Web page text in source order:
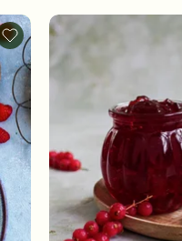
Vafler
-
legg
til
favoritter